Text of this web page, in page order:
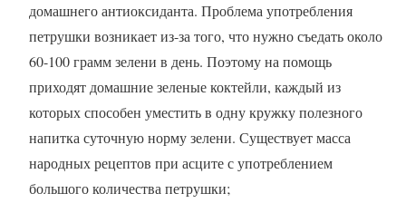
домашнего антиоксиданта. Проблема употребления
петрушки возникает из-за того, что нужно съедать около
60-100 грамм зелени в день. Поэтому на помощь
приходят домашние зеленые коктейли, каждый из
которых способен уместить в одну кружку полезного
напитка суточную норму зелени. Существует масса
народных рецептов при асците с употреблением
большого количества петрушки;